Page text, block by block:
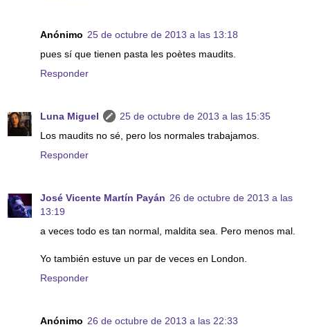
Anónimo 25 de octubre de 2013 a las 13:18
pues sí que tienen pasta les poètes maudits.
Responder
Luna Miguel
25 de octubre de 2013 a las 15:35
Los maudits no sé, pero los normales trabajamos.
Responder
José Vicente Martín Payán 26 de octubre de 2013 a las
13:19
a veces todo es tan normal, maldita sea. Pero menos mal.
Yo también estuve un par de veces en London.
Responder
Anónimo 26 de octubre de 2013 a las 22:33